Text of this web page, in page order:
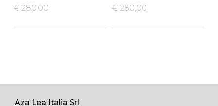
€ 280,00 € 280,00
Aza Lea Italia Srl